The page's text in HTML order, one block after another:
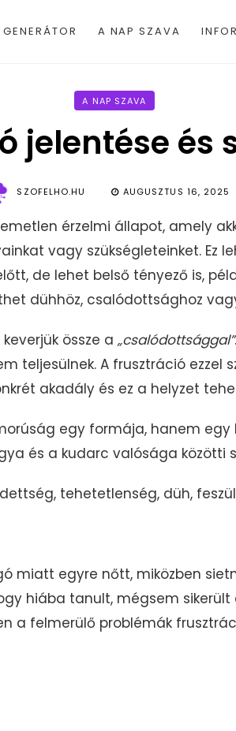
A NAP SZAVA
A NAP SZAVA
jelentése és
SZOFELHO.HU AUGUSZTUS 16, 2025
érzelmi állapot, amely
vagy szükségleteinket. Ez
de lehet belső tényező is,
dühhöz, csalódottsághoz
össze a „csalódottsággal”
teljesülnek. A frusztráció
akadály és ez a helyzet
egy formája, hanem egy
és a kudarc valósága közötti
tehetetlenség, düh,
miatt egyre nőtt, miközben
hiába tanult, mégsem sikerült
a felmerülő problémák